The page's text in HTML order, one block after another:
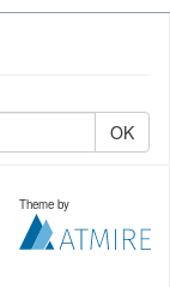
OK
Theme by